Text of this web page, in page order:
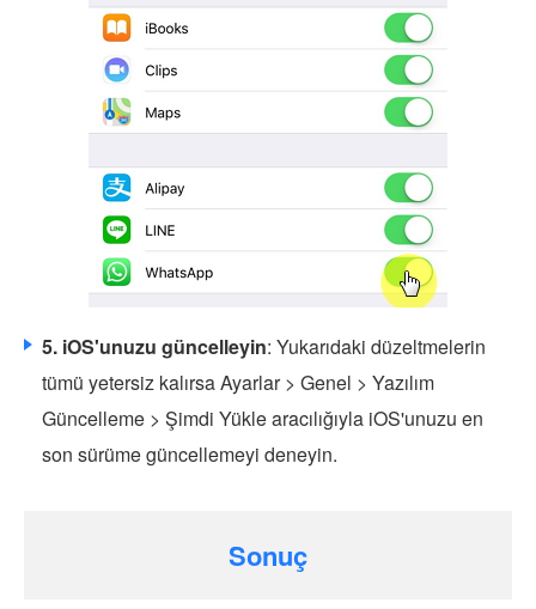
5. iOS'unuzu güncelleyin: Yukarıdaki düzeltmelerin
tümü yetersiz kalırsa Ayarlar > Genel > Yazılım
Güncelleme > Şimdi Yükle aracılığıyla iOS'unuzu en
son sürüme güncellemeyi deneyin.
Sonuç